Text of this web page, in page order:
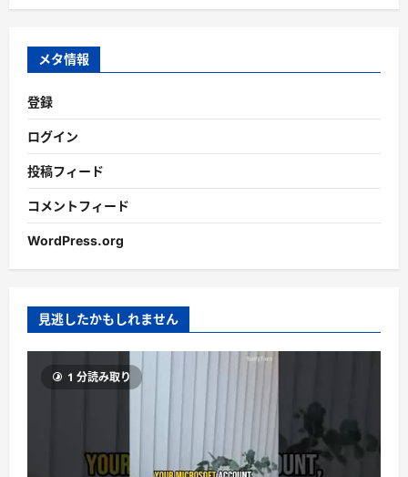
カ
ブ
メタ情報
登録
ログイン
投稿フィード
コメントフィード
WordPress.org
見逃したかもしれません
1 分読み取り